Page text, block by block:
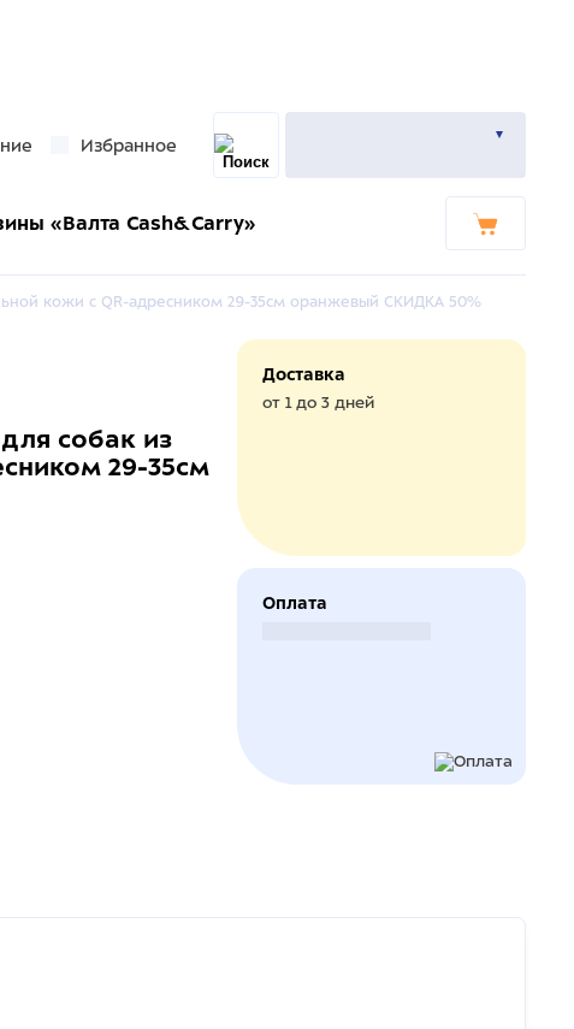
Избранное
«Валта Cash&Carry»
кожи с QR-адресником 29-35см оранжевый СКИДКА 50%
собак из
29-35см
Доставка
от 1 до 3 дней
Оплата